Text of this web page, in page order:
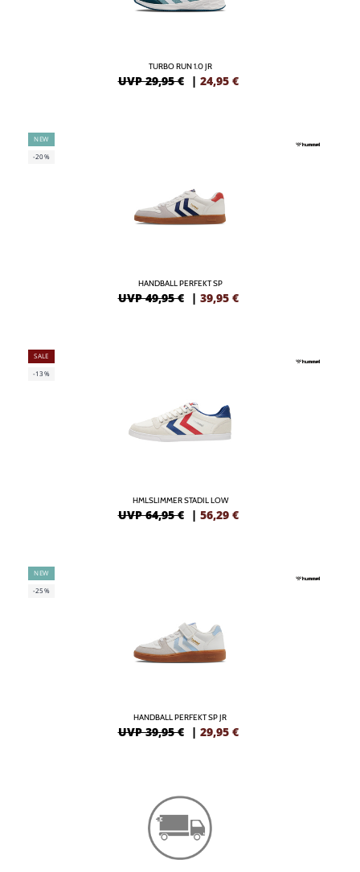
TURBO RUN 1.0 JR
UVP 29,95 € | 24,95 €
NEW
-20%
HANDBALL PERFEKT SP
UVP 49,95 € | 39,95 €
SALE
-13%
HMLSLIMMER STADIL LOW
UVP 64,95 € | 56,29 €
NEW
-25%
HANDBALL PERFEKT SP JR
UVP 39,95 € | 29,95 €